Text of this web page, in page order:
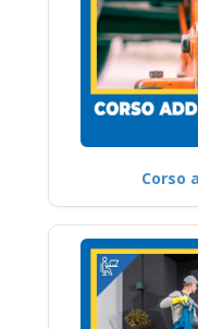
Corso